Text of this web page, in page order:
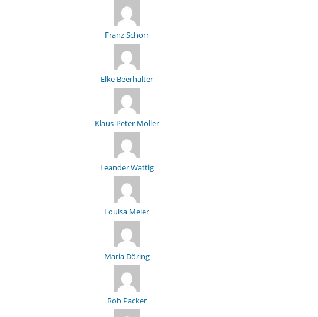
Franz Schorr
Elke Beerhalter
Klaus-Peter Möller
Leander Wattig
Louisa Meier
Maria Döring
Rob Packer